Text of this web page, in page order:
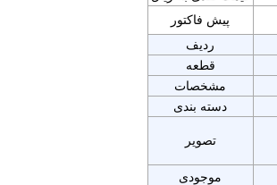
پیش فاکتور
ردیف
قطعه
مشخصات
دسته بندی
تصویر
موجودی